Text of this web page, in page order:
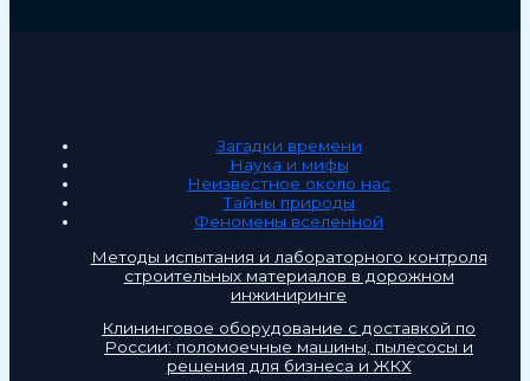
Загадки времени
Наука и мифы
Неизвестное около нас
Тайны природы
Феномены вселенной
Методы испытания и лабораторного контроля
строительных материалов в дорожном
инжиниринге
Клининговое оборудование с доставкой по
России: поломоечные машины, пылесосы и
решения для бизнеса и ЖКХ